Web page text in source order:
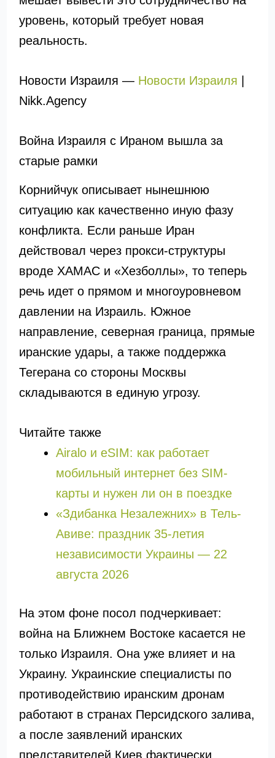
уровень, который требует новая
реальность.
Новости Израиля — Новости Израиля
Nikk.Agency
Война Израиля с Ираном вышла за
старые рамки
Корнийчук описывает нынешнюю
ситуацию как качественно иную фазу
конфликта. Если раньше Иран
действовал через прокси-структуры
вроде ХАМАС и «Хезболлы», то теперь
речь идет о прямом и многоуровневом
давлении на Израиль. Южное
направление, северная граница, прямые
иранские удары, а также поддержка
Тегерана со стороны Москвы
складываются в единую угрозу.
Читайте также
Airalo и eSIM: как работает
мобильный интернет без SIM-
карты и нужен ли он в поездке
«Здибанка Незалежних» в Тель-
Авиве: праздник 35-летия
независимости Украины — 22
августа 2026
На этом фоне посол подчеркивает:
война на Ближнем Востоке касается не
только Израиля. Она уже влияет и на
Украину. Украинские специалисты по
противодействию иранским дронам
работают в странах Персидского залива,
а после заявлений иранских
представителей Киев фактически